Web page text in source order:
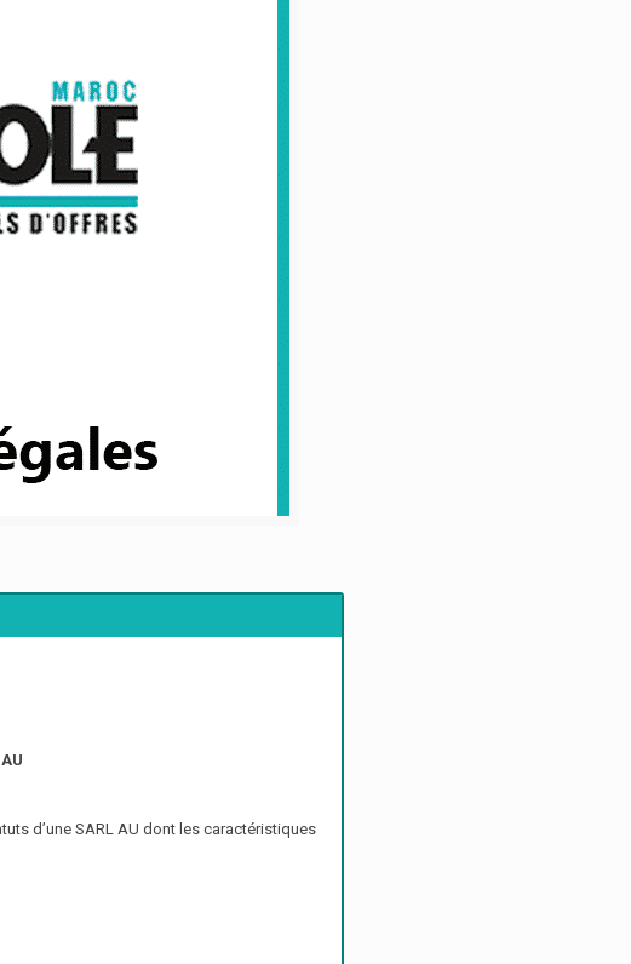
d’une SARL AU dont les caractéristiques